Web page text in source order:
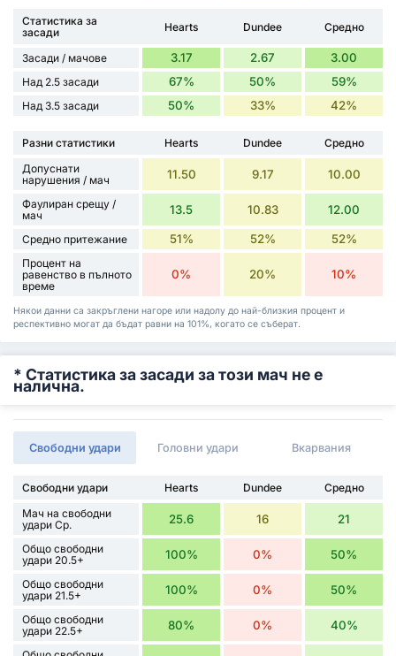
Статистика за
засади
Hearts Dundee Средно
Засади / мачове 3.17 2.67 3.00
Над 2.5 засади 67% 50% 59%
Над 3.5 засади 50% 33% 42%
Разни статистики Hearts Dundee
Средно
Допуснати
нарушения / мач
11.50 9.17 10.00
Фаулиран срещу /
мач
13.5 10.83 12.00
Средно притежание 51% 52% 52%
Процент на
равенство в пълното
време
0% 20% 10%
Някои данни са закръглени нагоре или надолу до най-близкия процент и
респективно могат да бъдат равни на 101%, когато се съберат.
* Статистика за засади за този мач не е
налична.
Свободни удари Головни удари Вкарвания
Свободни удари Hearts Dundee
Средно
Мач на свободни
удари Ср.
25.6 16 21
Общо свободни
удари 20.5+
100% 0% 50%
Общо свободни
удари 21.5+
100% 0% 50%
Общо свободни
удари 22.5+
80% 0% 40%